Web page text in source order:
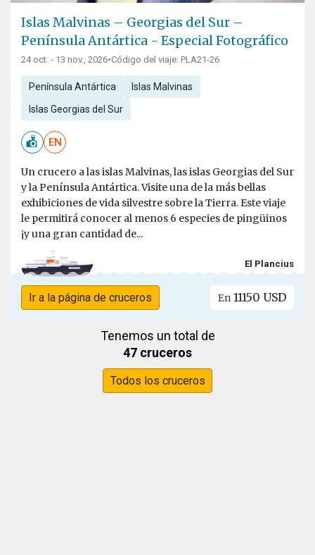
Islas Malvinas – Georgias del Sur –
Península Antártica - Especial Fotográfico
24 oct. - 13 nov., 2026•Código del viaje: PLA21-26
Península Antártica Islas Malvinas
Islas Georgias del Sur
EN
Un crucero a las islas Malvinas, las islas Georgias del Sur
y la Península Antártica. Visite una de la más bellas
exhibiciones de vida silvestre sobre la Tierra. Este viaje
le permitirá conocer al menos 6 especies de pingüinos
¡y una gran cantidad de...
El Plancius
Ir a la página de cruceros En 11150 USD
Tenemos un total de
47 cruceros
Todos los cruceros